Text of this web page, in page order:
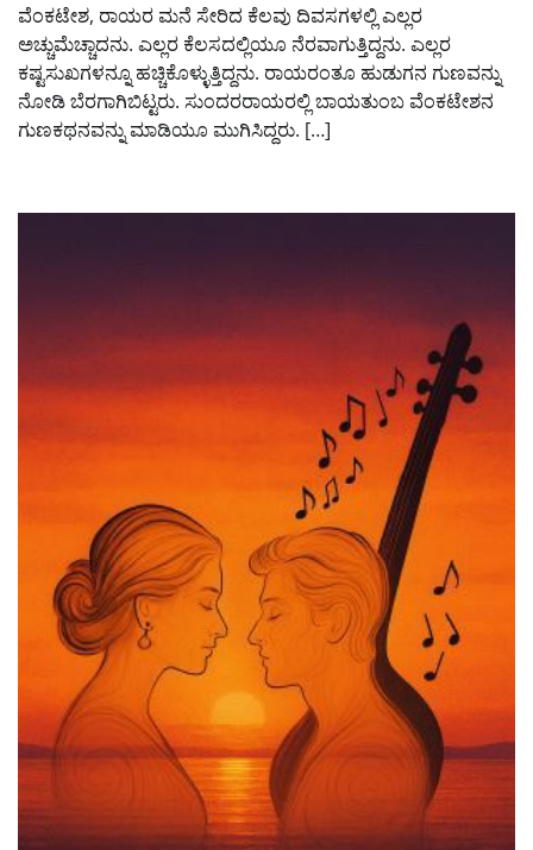
ವೆಂಕಟೇಶ, ರಾಯರ ಮನೆ ಸೇರಿದ ಕೆಲವು ದಿವಸಗಳಲ್ಲಿ ಎಲ್ಲರ
ಅಚ್ಚುಮೆಚ್ಚಾದನು. ಎಲ್ಲರ ಕೆಲಸದಲ್ಲಿಯೂ ನೆರವಾಗುತ್ತಿದ್ದನು. ಎಲ್ಲರ
ಕಷ್ಟಸುಖಗಳನ್ನೂ ಹಚ್ಚಿಕೊಳ್ಳುತ್ತಿದ್ದನು. ರಾಯರಂತೂ ಹುಡುಗನ ಗುಣವನ್ನು
ನೋಡಿ ಬೆರಗಾಗಿಬಿಟ್ಟರು. ಸುಂದರರಾಯರಲ್ಲಿ ಬಾಯತುಂಬ ವೆಂಕಟೇಶನ
ಗುಣಕಥನವನ್ನು ಮಾಡಿಯೂ ಮುಗಿಸಿದ್ದರು. […]